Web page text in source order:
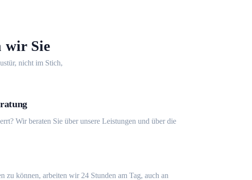
wir Sie
nicht im Stich,
Wir beraten Sie über unsere Leistungen und über die
zu können, arbeiten wir 24 Stunden am Tag, auch an